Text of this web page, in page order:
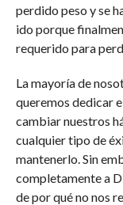
perdido peso y se
ido porque
requerido para
La mayoría de
queremos dedicar
cambiar nuestros
cualquier tipo de
mantenerlo. Sin
completamente a
de por qué no nos